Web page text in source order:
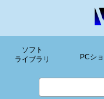
ソフト
ライブラリ
PCシ